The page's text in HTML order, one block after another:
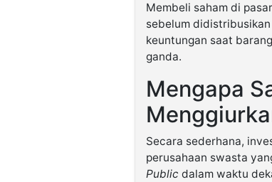
Membeli saham di
sebelum
keuntungan saat
ganda.
Mengapa
Secara sederhana,
perusahaan swasta
Public dalam waktu